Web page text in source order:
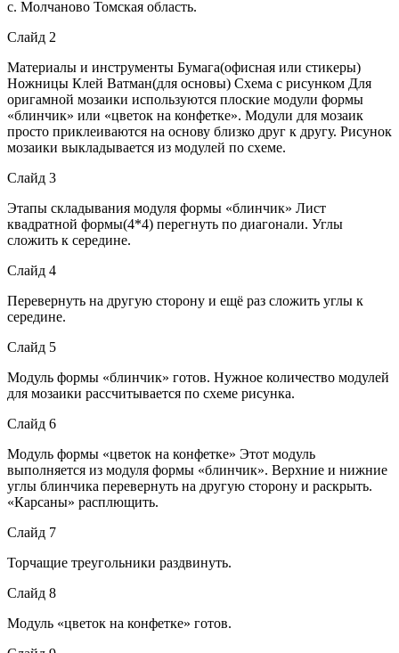
с. Молчаново Томская область.
Слайд 2
Материалы и инструменты Бумага(офисная или стикеры)
Ножницы Клей Ватман(для основы) Схема с рисунком Для
оригамной мозаики используются плоские модули формы
«блинчик» или «цветок на конфетке». Модули для мозаик
просто приклеиваются на основу близко друг к другу. Рисунок
мозаики выкладывается из модулей по схеме.
Слайд 3
Этапы складывания модуля формы «блинчик» Лист
квадратной формы(4*4) перегнуть по диагонали. Углы
сложить к середине.
Слайд 4
Перевернуть на другую сторону и ещё раз сложить углы к
середине.
Слайд 5
Модуль формы «блинчик» готов. Нужное количество модулей
для мозаики рассчитывается по схеме рисунка.
Слайд 6
Модуль формы «цветок на конфетке» Этот модуль
выполняется из модуля формы «блинчик». Верхние и нижние
углы блинчика перевернуть на другую сторону и раскрыть.
«Карсаны» расплющить.
Слайд 7
Торчащие треугольники раздвинуть.
Слайд 8
Модуль «цветок на конфетке» готов.